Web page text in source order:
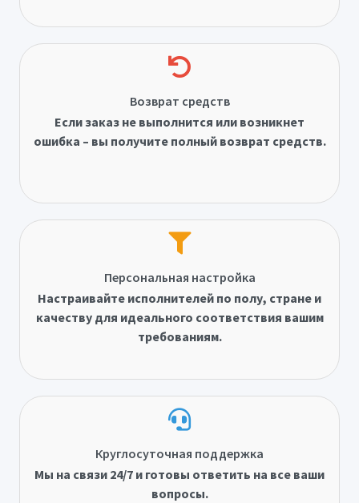
Возврат средств
Если заказ не выполнится или возникнет
ошибка – вы получите полный возврат средств.
Персональная настройка
Настраивайте исполнителей по полу, стране и
качеству для идеального соответствия вашим
требованиям.
Круглосуточная поддержка
Мы на связи 24/7 и готовы ответить на все ваши
вопросы.